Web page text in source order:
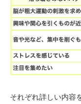
それぞれ詳しい内容